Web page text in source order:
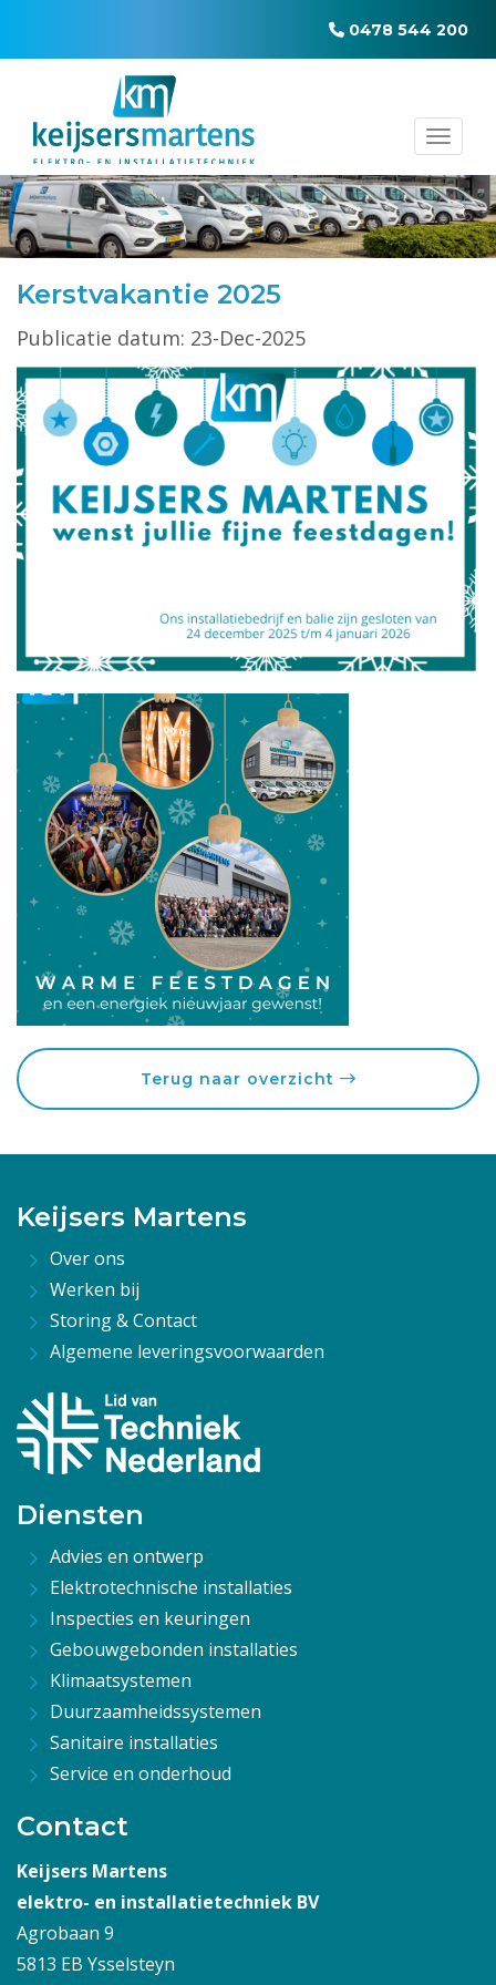
0478 544 200
Kerstvakantie 2025
Publicatie datum: 23-Dec-2025
Terug naar overzicht
Keijsers Martens
Over ons
Werken bij
Storing & Contact
Algemene leveringsvoorwaarden
Diensten
Advies en ontwerp
Elektrotechnische installaties
Inspecties en keuringen
Gebouwgebonden installaties
Klimaatsystemen
Duurzaamheidssystemen
Sanitaire installaties
Service en onderhoud
Contact
Keijsers Martens
elektro- en installatietechniek BV
Agrobaan 9
5813 EB Ysselsteyn